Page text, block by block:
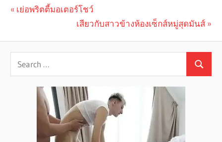
navigation
Previous
เย่อพริตตี้มอเตอร์โชว์
Next
เสียวกับสาวข้างห้องเซ็กส์หมู่สุดมันส์